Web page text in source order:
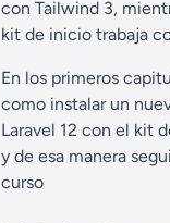
con Tailwind 3,
kit de inicio trabaja
En los primeros
como instalar un
Laravel 12 con el kit
y de esa manera
curso